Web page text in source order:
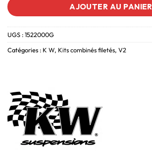
AJOUTER AU PANIER
UGS :1522000G
Catégories : K W, Kits combinés filetés, V2